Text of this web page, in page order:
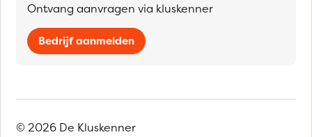
Ontvang aanvragen via kluskenner
Bedrijf aanmelden
© 2026 De Kluskenner